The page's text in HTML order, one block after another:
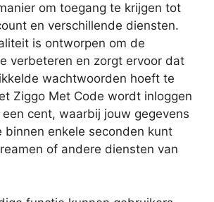
om toegang te krijgen tot
en verschillende diensten.
is ontworpen om de
verbeteren en zorgt ervoor dat
wachtwoorden hoeft te
Ziggo Met Code wordt inloggen
cent, waarbij jouw gegevens
binnen enkele seconden kunt
of andere diensten van